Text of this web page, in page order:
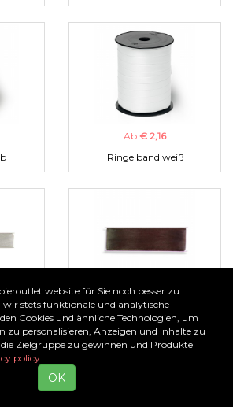
Ab € 2,16
Ringelband weiß
Ab€ 1,00
Organzaband braun
website für Sie noch besser zu
wir stets funktionale und analytische
Cookies und ähnliche Technologien, um
zu personalisieren, Anzeigen und Inhalte zu
die Zielgruppe zu gewinnen und Produkte
policy
OK